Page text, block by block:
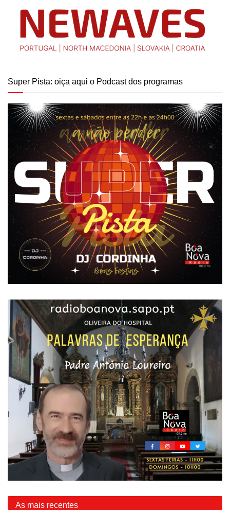
Super Pista: oiça aqui o Podcast dos programas
As mais recentes